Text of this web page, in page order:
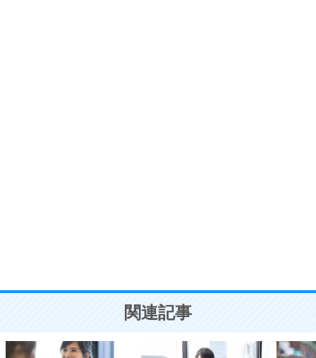
ことが大切。
関連記事